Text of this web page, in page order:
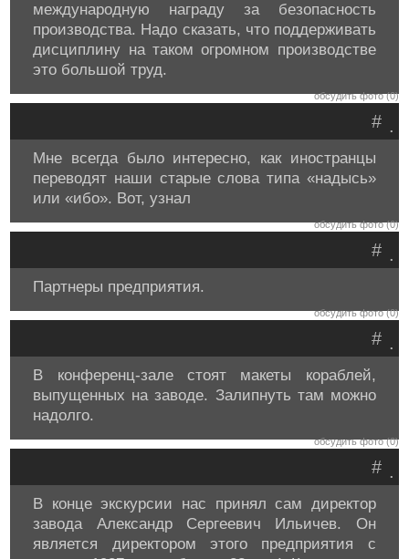
международную награду за безопасность
производства. Надо сказать, что поддерживать
дисциплину на таком огромном производстве
это большой труд.
обсудить фото (0)
.
#
Мне всегда было интересно, как иностранцы
переводят наши старые слова типа «надысь»
или «ибо». Вот, узнал
обсудить фото (0)
.
#
Партнеры предприятия.
обсудить фото (0)
.
#
В конференц-зале стоят макеты кораблей,
выпущенных на заводе. Залипнуть там можно
надолго.
обсудить фото (0)
.
#
В конце экскурсии нас принял сам директор
завода Александр Сергеевич Ильичев. Он
является директором этого предприятия с